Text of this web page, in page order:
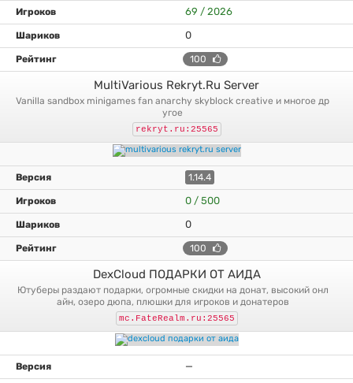
69 / 2026
0
100
MultiVarious Rekryt.Ru Server
vanilla sandbox minigames fan anarchy skyblock creative и многое др
угое
rekryt.ru:25565
1.14.4
0 / 500
0
100
DexCloud ПОДАРКИ ОТ АИДА
ютуберы раздают подарки, огромные скидки на донат, высокий онл
айн, озеро дюпа, плюшки для игроков и донатеров
mc.FateRealm.ru:25565
—